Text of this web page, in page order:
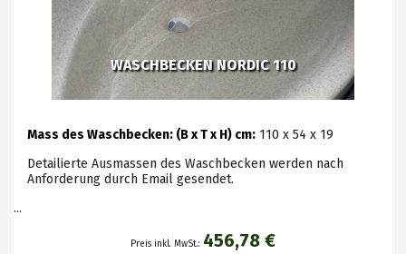
WASCHBECKEN NORDIC 110
Mass des Waschbecken: (B x T x H) cm: 110 x 54 x 19
Detailierte Ausmassen des Waschbecken werden nach
Anforderung durch Email gesendet.
...
Preis inkl. MwSt.: 456,78 €